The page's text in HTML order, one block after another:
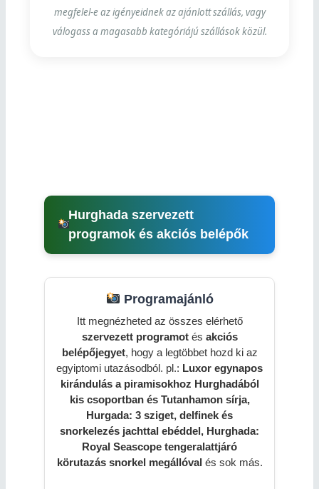
megfelel-e az igényeidnek az ajánlott szállás, vagy
válogass a magasabb kategóriájú szállások közül.
Hurghada szervezett
programok és akciós belépők
Programajánló
Itt megnézheted az összes elérhető
szervezett programotés akciós
belépőjegyet, hogy a legtöbbet hozd ki az
egyiptomi utazásodból. pl.: Luxor egynapos
kirándulás a piramisokhoz Hurghadából
kis csoportban és Tutanhamon sírja,
Hurgada: 3 sziget, delfinek és
snorkelezés jachttal ebéddel, Hurghada:
Royal Seascope tengeralattjáró
körutazás snorkel megállóval és sok más.